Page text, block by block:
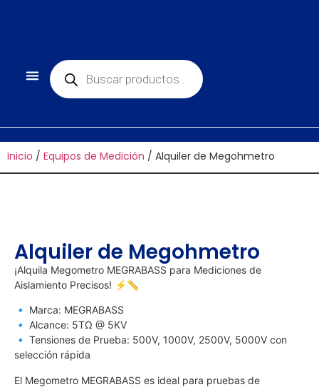
Inicio / Equipos de Medición / Alquiler de Megohmetro
Alquiler de Megohmetro
¡Alquila Megometro MEGRABASS para Mediciones de
Aislamiento Precisos! ⚡📏
🔹 Marca: MEGRABASS
🔹 Alcance: 5TΩ @ 5KV
🔹 Tensiones de Prueba: 500V, 1000V, 2500V, 5000V con
selección rápida
El Megometro MEGRABASS es ideal para pruebas de